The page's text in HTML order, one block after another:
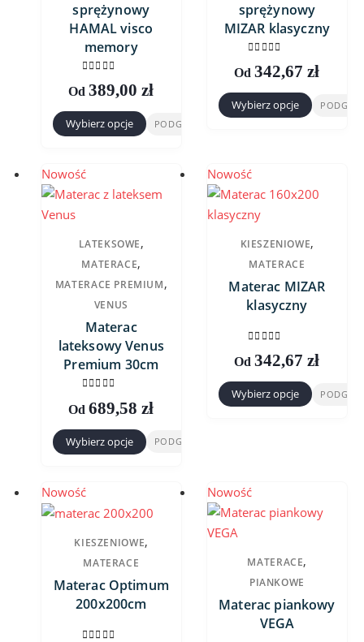
sprężynowy
HAMAL visco
memory
Od 389,00zł
Wybierz opcje
Ten
ma
wiele
wariantów.
produktu
PODGLĄD
sprężynowy
MIZAR klasyczny
Od 342,67zł
Wybierz opcje
Ten
wiele
wariantów.
Opcje
stronie
Nowość
LATEKSOWE,
MATERACE,
MATERACE PREMIUM,
VENUS
Materac
lateksowy Venus
Premium 30cm
Od 689,58zł
Wybierz opcje
Ten
ma
wiele
Opcje
można
wybrać
stronie
PODGLĄD
Nowość
KIESZENIOWE,
MATERACE
Materac MIZAR
klasyczny
Od 342,67zł
Wybierz opcje
Ten
wariantów.
Opcje
można
stronie
produktu
Nowość
KIESZENIOWE,
MATERACE
Materac Optimum
200x200cm
Nowość
MATERACE,
PIANKOWE
Materac piankowy
VEGA